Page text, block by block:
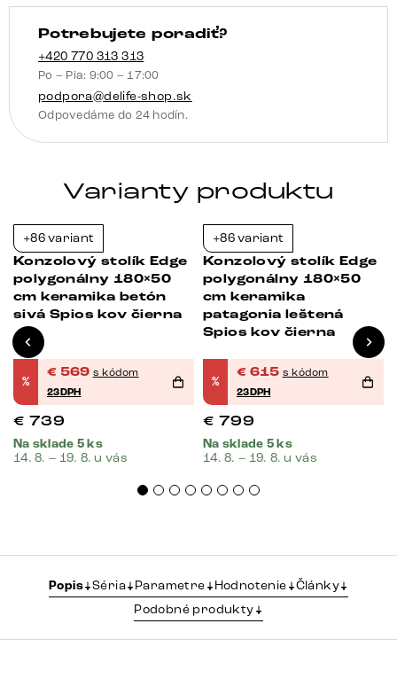
Livos
kov
čierna
Potrebujete poradiť?
+420 770 313 313
Po – Pia: 9:00 – 17:00
podpora@delife-shop.sk
Odpovedáme do 24 hodín.
Varianty produktu
+86 variant
Konzolový stolík Edge
polygonálny 180×50
cm keramika betón
sivá Spios kov čierna
%
€ 569 s kódom
23DPH
€ 739
Na sklade 5 ks
14. 8. – 19. 8. u vás
+86 variant
Konzolový stolík Edge
polygonálny 180×50
cm keramika
patagonia leštená
Spios kov čierna
%
€ 615 s kódom
23DPH
€ 799
Na sklade 5 ks
14. 8. – 19. 8. u vás
Popis Séria Parametre Hodnotenie
Články
Podobné produkty